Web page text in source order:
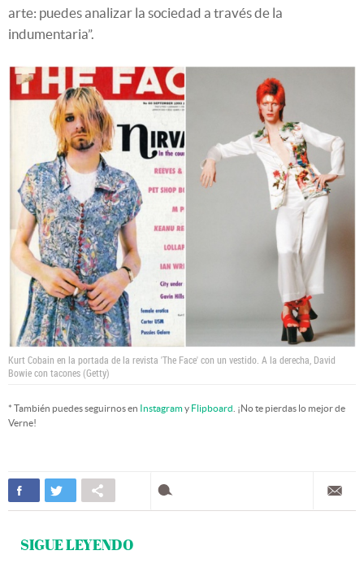
arte: puedes analizar la sociedad a través de la
indumentaria”.
Kurt Cobain en la portada de la revista 'The Face' con un vestido. A la derecha, David
Bowie con tacones (Getty)
* También puedes seguirnos en Instagramy Flipboard . ¡No te pierdas lo mejor de
Verne!
SIGUE LEYENDO